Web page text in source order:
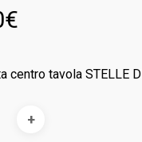
€
centro tavola STELLE